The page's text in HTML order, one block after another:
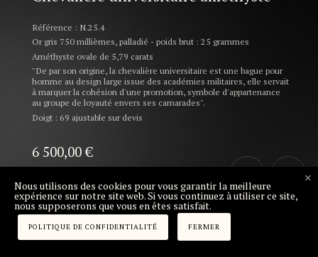
Référence : N.25.4
Or gris 750 millièmes, palladié - poids brut : 25 grammes
Améthyste ovale de 5,79 carats
"De par son origine, la chevalière universitaire est une bague pour
homme au design large issue des académies militaires, elle servait
à marquer la cohésion d'une promotion, symbole d'appartenance
au groupe de loyauté envers ses camarades".
Doigt : 69 ajustable sur devis
6 500,00€
VENDU
Nous utilisons des cookies pour vous garantir la meilleure
expérience sur notre site web. Si vous continuez à utiliser ce site,
nous supposerons que vous en êtes satisfait.
POLITIQUE DE CONFIDENTIALITÉ FERMER